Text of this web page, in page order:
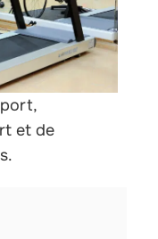
et de